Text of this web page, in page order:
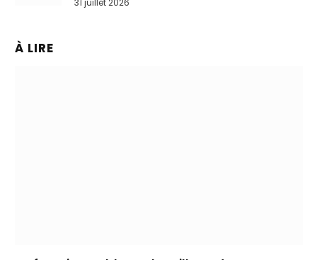
31 juillet 2026
À LIRE